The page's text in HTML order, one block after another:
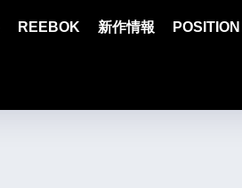
REEBOK 新作情報 POSITION